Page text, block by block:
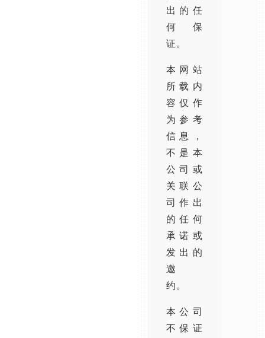
出的任
何保
证。
本网站
所载内
容仅作
为参考
信息，
不是本
公司或
关联公
司作出
的任何
承诺或
发出的
邀
约。
本公司
不保证